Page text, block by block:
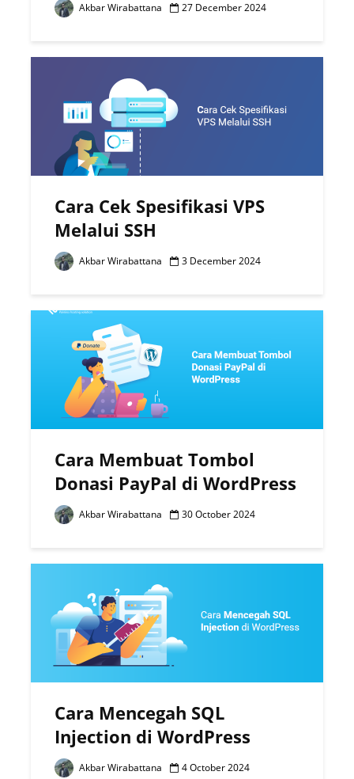
Akbar Wirabattana 27 December 2024
Cara Cek Spesifikasi VPS
Melalui SSH
Akbar Wirabattana 3 December 2024
Cara Membuat Tombol
Donasi PayPal di WordPress
Akbar Wirabattana 30 October 2024
Cara Mencegah SQL
Injection di WordPress
Akbar Wirabattana 4 October 2024